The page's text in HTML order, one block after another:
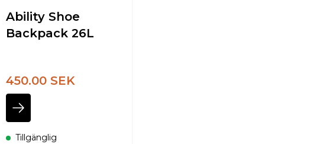
Ability Shoe
Backpack 26L
450.00 SEK
Tillgänglig